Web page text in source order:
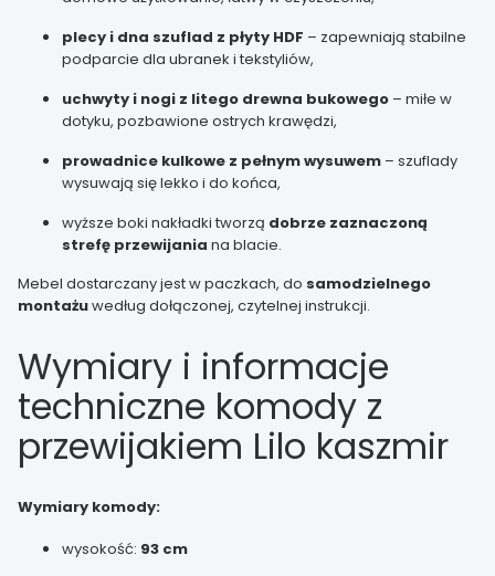
plecy i dna szuflad z płyty HDF – zapewniają stabilne
podparcie dla ubranek i tekstyliów,
uchwyty i nogi z litego drewna bukowego – miłe w
dotyku, pozbawione ostrych krawędzi,
prowadnice kulkowe z pełnym wysuwem – szuflady
wysuwają się lekko i do końca,
wyższe boki nakładki tworzą dobrze zaznaczoną
strefę przewijania na blacie.
Mebel dostarczany jest w paczkach, do samodzielnego
montażuwedług dołączonej, czytelnej instrukcji.
Wymiary i informacje
techniczne komody z
przewijakiem Lilo kaszmir
Wymiary komody:
wysokość: 93 cm